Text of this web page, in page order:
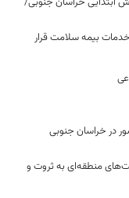
بیمه سلامت قرار
در خراسان جنوبی
منطقه‌ای به ثروت و